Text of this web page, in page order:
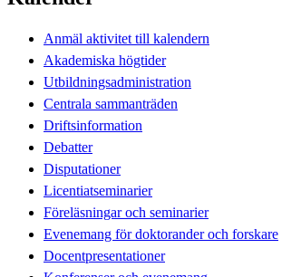
Anmäl aktivitet till kalendern
Akademiska högtider
Utbildningsadministration
Centrala sammanträden
Driftsinformation
Debatter
Disputationer
Licentiatseminarier
Föreläsningar och seminarier
Evenemang för doktorander och forskare
Docentpresentationer